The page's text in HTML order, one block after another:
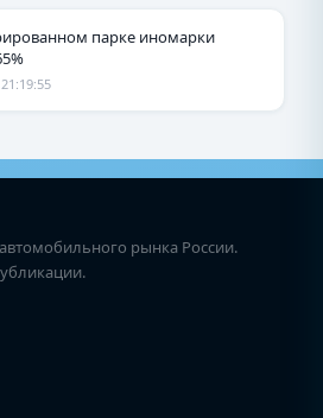
парке иномарки
рынка России.